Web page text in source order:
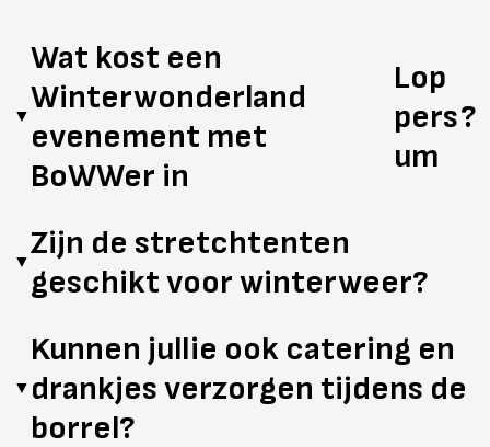
▼
Wat kost een
Winterwonderland
evenement met
BoWWer in
Lop
pers
um
?
locatie, de aankleding en eventuele extra’s. Vraag
vrijblijvend een offerte aan voor een prijs op maat.
▼Zijn de stretchtenten
geschikt voor winterweer?
regen. Met zijwanden en heaters zorgen we voor extra
comfort.
▼
Kunnen jullie ook catering en
drankjes verzorgen tijdens de
borrel?